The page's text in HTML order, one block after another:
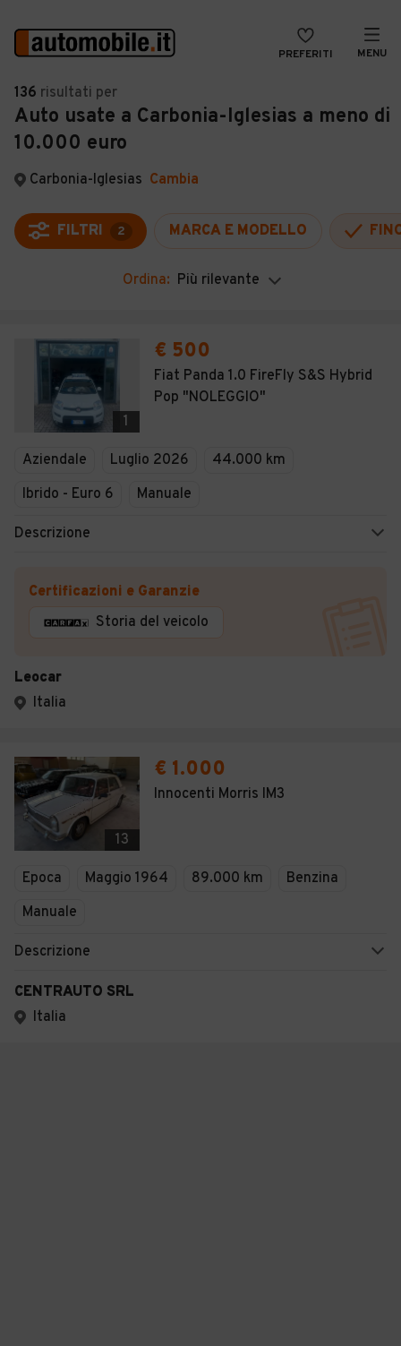
PREFERITI MENU
Auto
Auto usate
Auto Km 0
Auto Nuove
Moto
Camper
Veicoli Commerciali
VENDI
MAGAZINE
ACCEDI
136 risultati per
Auto usate a Carbonia-Iglesias a meno di
10.000 euro
Carbonia-Iglesias Cambia
FILTRI 2 MARCA E MODELLO
Ordina: Più rilevante
1
€ 500
Fiat Panda 1.0 FireFly S&S Hybrid
Pop "NOLEGGIO"
Aziendale Luglio 2026
44.000 km
Ibrido - Euro 6
Manuale
Descrizione
Certificazioni e Garanzie
Storia del veicolo
Leocar
Italia
13
€ 1.000
Innocenti Morris IM3
Epoca Maggio 1964 89.000 km
Benzina
Manuale
Descrizione
CENTRAUTO SRL
Italia